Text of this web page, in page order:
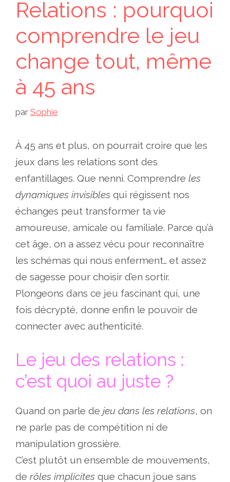
Relations : pourquoi
comprendre le jeu
change tout, même
à 45 ans
par Sophie
À 45 ans et plus, on pourrait croire que les
jeux dans les relations sont des
enfantillages. Que nenni. Comprendre les
dynamiques invisibles qui régissent nos
échanges peut transformer ta vie
amoureuse, amicale ou familiale. Parce qu’à
cet âge, on a assez vécu pour reconnaître
les schémas qui nous enferment… et assez
de sagesse pour choisir d’en sortir.
Plongeons dans ce jeu fascinant qui, une
fois décrypté, donne enfin le pouvoir de
connecter avec authenticité.
Le jeu des relations :
c’est quoi au juste ?
Quand on parle de jeu dans les relations, on
ne parle pas de compétition ni de
manipulation grossière.
C’est plutôt un ensemble de mouvements,
de rôles implicites que chacun joue sans